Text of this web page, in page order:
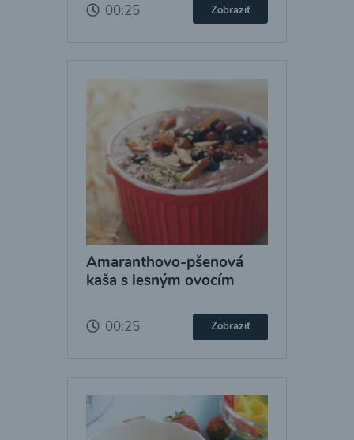
00:25 Zobraziť
Amaranthovo-pšenová
kaša s lesným ovocím
00:25 Zobraziť